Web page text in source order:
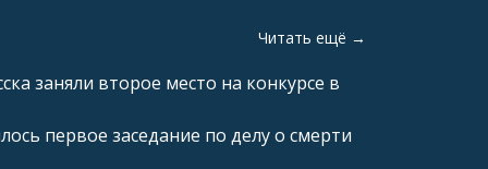
Читать ещё →
заняли второе место на конкурсе в
первое заседание по делу о смерти